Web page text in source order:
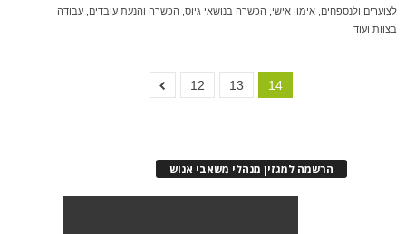
לצוערים ולנספחים, אימון אישי, הכשרה בנושאי גיוס, הכשרה והנעת עובדים, עבודה
בצוות ועוד
12 13 14
הרשמה למגזין מנהלי משאבי אנוש